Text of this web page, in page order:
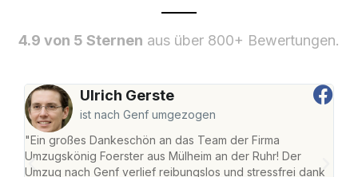
4.9 von 5 Sternen aus über 800+ Bewertungen.
Ulrich Gerste
ist nach Genf umgezogen
"Ein großes Dankeschön an das Team der Firma
Umzugskönig Foerster aus Mülheim an der Ruhr! Der
Umzug nach Genf verlief reibungslos und stressfrei dank